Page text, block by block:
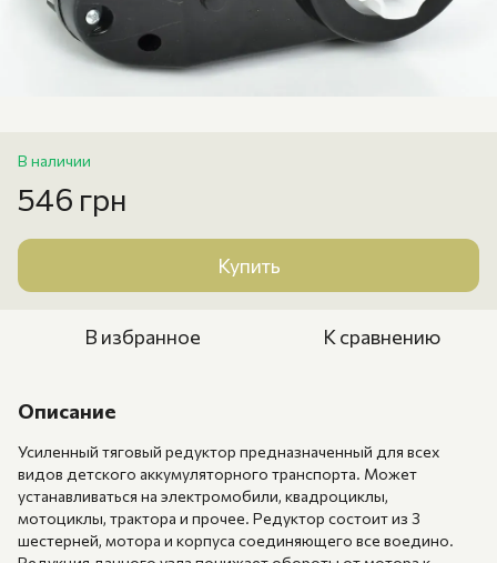
В наличии
546 грн
Купить
В избранное К сравнению
Описание
Усиленный тяговый редуктор предназначенный для всех
видов детского аккумуляторного транспорта. Может
устанавливаться на электромобили, квадроциклы,
мотоциклы, трактора и прочее. Редуктор состоит из 3
шестерней, мотора и корпуса соединяющего все воедино.